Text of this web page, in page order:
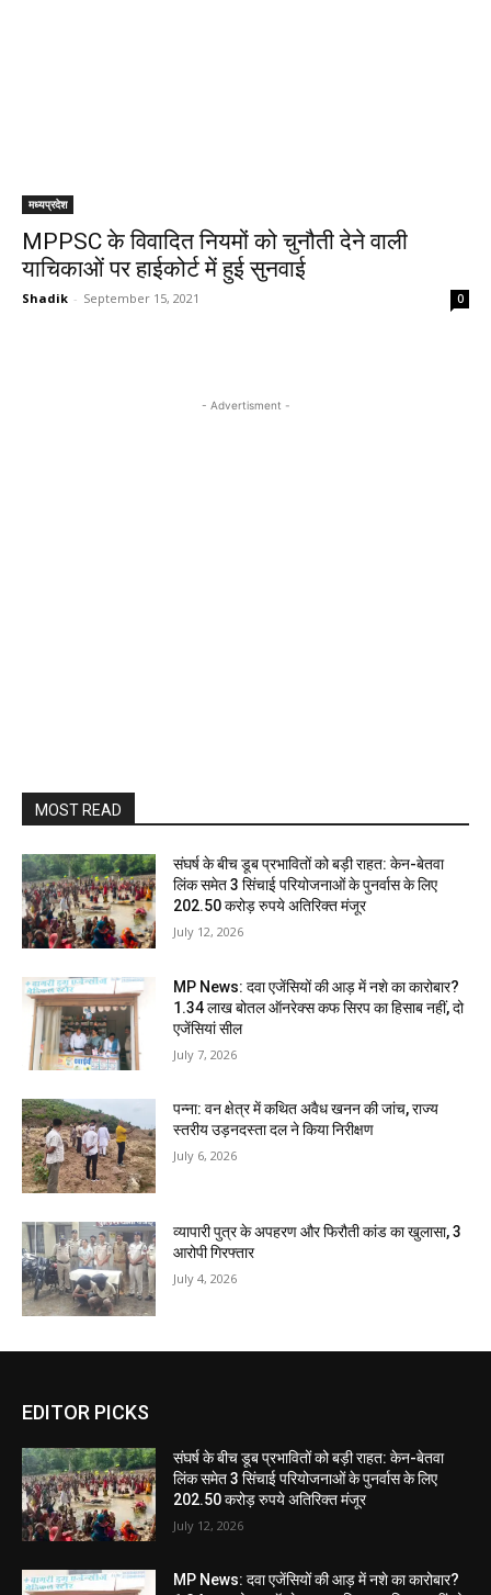
मध्यप्रदेश
MPPSC के विवादित नियमों को चुनौती देने वाली
याचिकाओं पर हाईकोर्ट में हुई सुनवाई
Shadik - September 15, 2021 0
- Advertisment -
MOST READ
संघर्ष के बीच डूब प्रभावितों को बड़ी राहत: केन-बेतवा
लिंक समेत 3 सिंचाई परियोजनाओं के पुनर्वास के लिए
202.50 करोड़ रुपये अतिरिक्त मंजूर
July 12, 2026
MP News: दवा एजेंसियों की आड़ में नशे का कारोबार?
1.34 लाख बोतल ऑनरेक्स कफ सिरप का हिसाब नहीं, दो
एजेंसियां सील
July 7, 2026
पन्ना: वन क्षेत्र में कथित अवैध खनन की जांच, राज्य
स्तरीय उड़नदस्ता दल ने किया निरीक्षण
July 6, 2026
व्यापारी पुत्र के अपहरण और फिरौती कांड का खुलासा, 3
आरोपी गिरफ्तार
July 4, 2026
EDITOR PICKS
संघर्ष के बीच डूब प्रभावितों को बड़ी राहत: केन-बेतवा
लिंक समेत 3 सिंचाई परियोजनाओं के पुनर्वास के लिए
202.50 करोड़ रुपये अतिरिक्त मंजूर
July 12, 2026
MP News: दवा एजेंसियों की आड़ में नशे का कारोबार?